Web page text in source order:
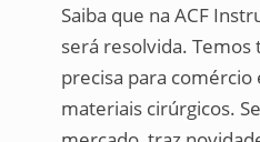
Saiba que na ACF
será resolvida. Temos
precisa para comércio
materiais cirúrgicos.